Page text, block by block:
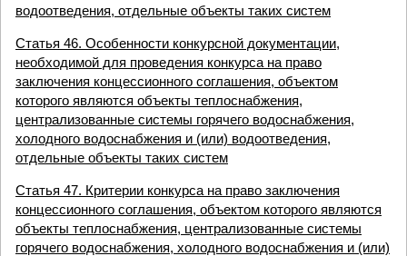
водоотведения, отдельные объекты таких систем
Статья 46. Особенности конкурсной документации,
необходимой для проведения конкурса на право
заключения концессионного соглашения, объектом
которого являются объекты теплоснабжения,
централизованные системы горячего водоснабжения,
холодного водоснабжения и (или) водоотведения,
отдельные объекты таких систем
Статья 47. Критерии конкурса на право заключения
концессионного соглашения, объектом которого являются
объекты теплоснабжения, централизованные системы
горячего водоснабжения, холодного водоснабжения и (или)